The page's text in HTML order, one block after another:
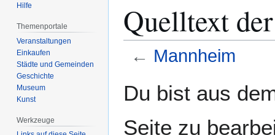
Quelltext
← Mannheim
Navigation
Suche
Du bist aus
Seite zu
Hilfe
Themenportale
Veranstaltungen
Einkaufen
Städte und Gemeinden
Geschichte
Museum
Kunst
Werkzeuge